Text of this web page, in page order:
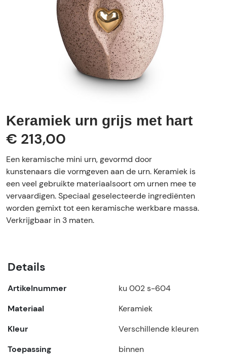
Keramiek urn grijs met hart
€ 213,00
Een keramische mini urn, gevormd door
kunstenaars die vormgeven aan de urn. Keramiek is
een veel gebruikte materiaalsoort om urnen mee te
vervaardigen. Speciaal geselecteerde ingrediënten
worden gemixt tot een keramische werkbare massa.
Verkrijgbaar in 3 maten.
Details
Artikelnummer
ku 002 s-604
Materiaal
Keramiek
Kleur
Verschillende kleuren
Toepassing
binnen